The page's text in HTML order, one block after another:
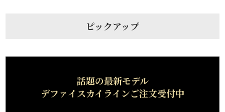
ピックアップ
話題の最新モデル
デファイスカイラインご注文受付中